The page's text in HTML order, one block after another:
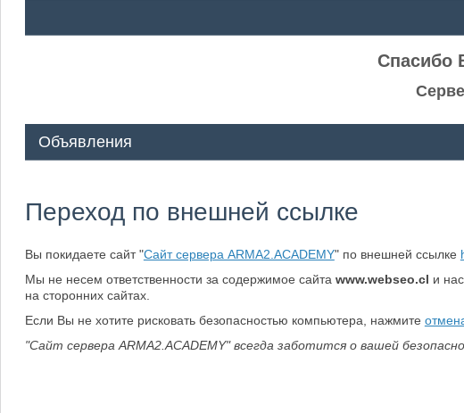
Спасибо
Объявления
Переход по внешней ссылке
Вы покидаете сайт "Сайт сервера ARMA2.ACADEMY" по внешней ссылке
Мы не несем ответственности за содержимое сайта www.webseo.cl и
на сторонних сайтах.
Если Вы не хотите рисковать безопасностью компьютера, нажмите
"Сайт сервера ARMA2.ACADEMY" всегда заботится о вашей